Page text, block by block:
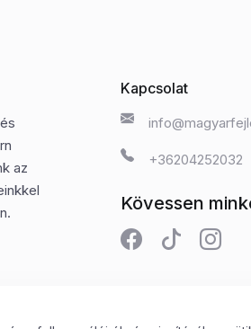
az
Kapcsolat
+36204252032
Kövessen